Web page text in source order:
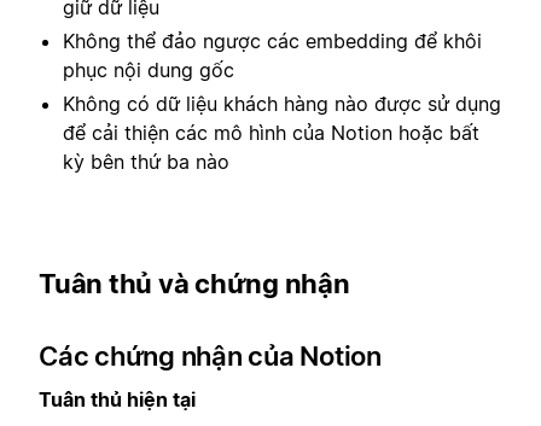
giữ dữ liệu
Không thể đảo ngược các embedding để khôi
phục nội dung gốc
Không có dữ liệu khách hàng nào được sử dụng
để cải thiện các mô hình của Notion hoặc bất
kỳ bên thứ ba nào
Tuân thủ và chứng nhận
Các chứng nhận của Notion
Tuân thủ hiện tại